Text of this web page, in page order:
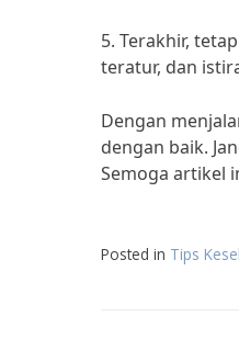
5. Terakhir,
teratur, dan
Dengan
dengan baik.
Semoga artikel
Posted in Tips